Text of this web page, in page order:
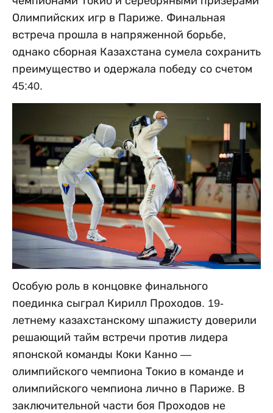
Олимпийских игр в Париже. Финальная
встреча прошла в напряженной борьбе,
однако сборная Казахстана сумела сохранить
преимущество и одержала победу со счетом
45:40.
Особую роль в концовке финального
поединка сыграл Кирилл Проходов. 19-
летнему казахстанскому шпажисту доверили
решающий тайм встречи против лидера
японской команды Коки Канно —
олимпийского чемпиона Токио в команде и
олимпийского чемпиона лично в Париже. В
заключительной части боя Проходов не